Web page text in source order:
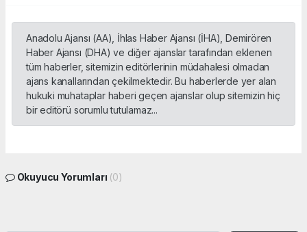
Anadolu Ajansı (AA), İhlas Haber Ajansı (İHA), Demirören
Haber Ajansı (DHA) ve diğer ajanslar tarafından eklenen
tüm haberler, sitemizin editörlerinin müdahalesi olmadan
ajans kanallarından çekilmektedir. Bu haberlerde yer alan
hukuki muhataplar haberi geçen ajanslar olup sitemizin hiç
bir editörü sorumlu tutulamaz...
Okuyucu Yorumları (0)